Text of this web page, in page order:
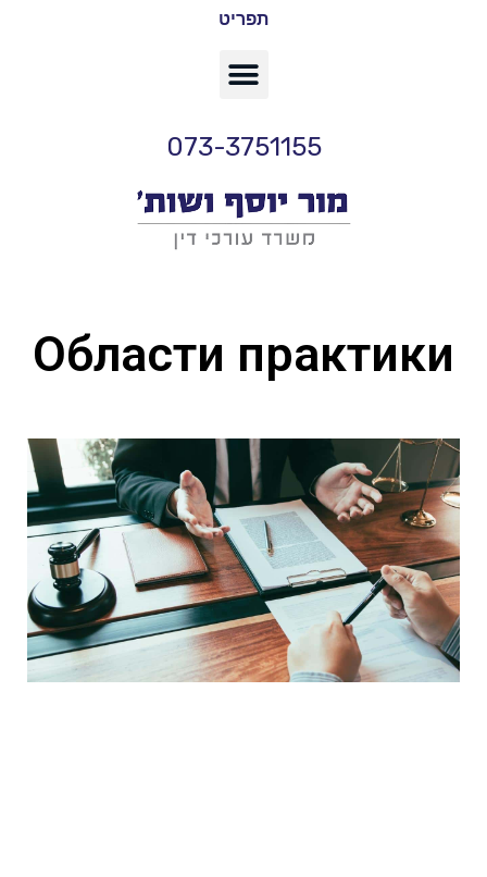
תפריט
073-3751155
Области практики